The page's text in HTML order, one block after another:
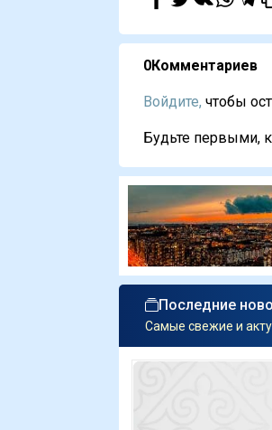
0Комментариев
Войдите, чтобы
Будьте первыми,
Последние
Самые свежие и